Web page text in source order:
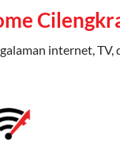
internet, TV
hambatan.
demand.
internet,